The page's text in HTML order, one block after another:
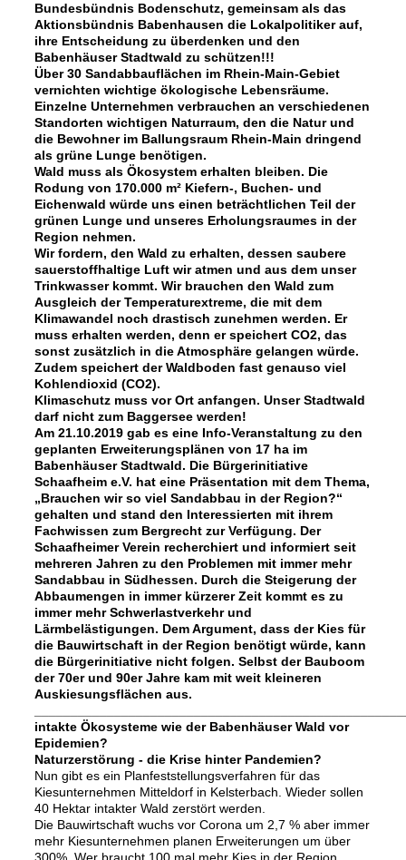
Bundesbündnis Bodenschutz, gemeinsam als das
Aktionsbündnis Babenhausen die Lokalpolitiker auf,
ihre Entscheidung zu überdenken und den
Babenhäuser Stadtwald zu schützen!!!
Über 30 Sandabbauflächen im Rhein-Main-Gebiet
vernichten wichtige ökologische Lebensräume.
Einzelne Unternehmen verbrauchen an verschiedenen
Standorten wichtigen Naturraum, den die Natur und
die Bewohner im Ballungsraum Rhein-Main dringend
als grüne Lunge benötigen.
Wald muss als Ökosystem erhalten bleiben. Die
Rodung von 170.000 m² Kiefern-, Buchen- und
Eichenwald würde uns einen beträchtlichen Teil der
grünen Lunge und unseres Erholungsraumes in der
Region nehmen.
Wir fordern, den Wald zu erhalten, dessen saubere
sauerstoffhaltige Luft wir atmen und aus dem unser
Trinkwasser kommt. Wir brauchen den Wald zum
Ausgleich der Temperaturextreme, die mit dem
Klimawandel noch drastisch zunehmen werden. Er
muss erhalten werden, denn er speichert CO2, das
sonst zusätzlich in die Atmosphäre gelangen würde.
Zudem speichert der Waldboden fast genauso viel
Kohlendioxid (CO2).
Klimaschutz muss vor Ort anfangen. Unser Stadtwald
darf nicht zum Baggersee werden!
Am 21.10.2019 gab es eine Info-Veranstaltung zu den
geplanten Erweiterungsplänen von 17 ha im
Babenhäuser Stadtwald. Die Bürgerinitiative
Schaafheim e.V. hat eine Präsentation mit dem Thema,
„Brauchen wir so viel Sandabbau in der Region?“
gehalten und stand den Interessierten mit ihrem
Fachwissen zum Bergrecht zur Verfügung. Der
Schaafheimer Verein recherchiert und informiert seit
mehreren Jahren zu den Problemen mit immer mehr
Sandabbau in Südhessen. Durch die Steigerung der
Abbaumengen in immer kürzerer Zeit kommt es zu
immer mehr Schwerlastverkehr und
Lärmbelästigungen. Dem Argument, dass der Kies für
die Bauwirtschaft in der Region benötigt würde, kann
die Bürgerinitiative nicht folgen. Selbst der Bauboom
der 70er und 90er Jahre kam mit weit kleineren
Auskiesungsflächen aus.
intakte Ökosysteme wie der Babenhäuser Wald vor
Epidemien?
Naturzerstörung - die Krise hinter Pandemien?
Nun gibt es ein Planfeststellungsverfahren für das
Kiesunternehmen Mitteldorf in Kelsterbach. Wieder sollen
40 Hektar intakter Wald zerstört werden.
Die Bauwirtschaft wuchs vor Corona um 2,7 % aber immer
mehr Kiesunternehmen planen Erweiterungen um über